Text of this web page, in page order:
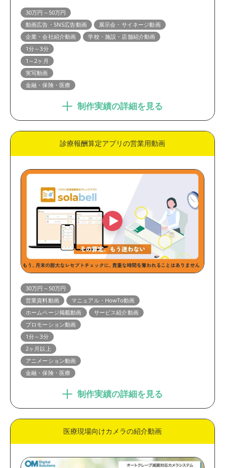
30万円～50万円
動画広告・SNS広告動画
展示会・サイネージ動画
企業・会社紹介動画
学校・施設・店舗紹介動画
1分～3分
1～2ヶ月
実写動画
金融・保険・医療
制作実績の詳細を見る
診療報酬算定アプリの営業用動画
30万円～50万円
営業資料動画
マニュアル・HowTo動画
ホームページ掲載動画
サービス紹介動画
プロモーション動画
1分～3分
2ヶ月以上
アニメーション動画
金融・保険・医療
制作実績の詳細を見る
医療現場向けカメラの紹介動画